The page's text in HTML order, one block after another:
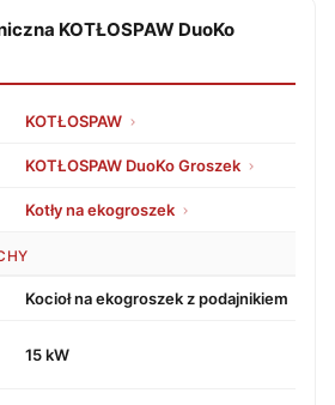
KOTŁOSPAW DuoKo
KOTŁOSPAW
KOTŁOSPAW DuoKo Groszek
Kotły na ekogroszek
Kocioł na ekogroszek z podajnikiem
15 kW